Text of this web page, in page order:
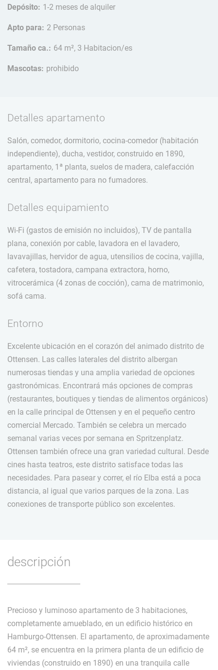
Depósito: 1-2 meses de alquiler
Apto para: 2 Personas
Tamaño ca.: 64 m², 3 Habitacion/es
Mascotas: prohibido
Detalles apartamento
Salón, comedor, dormitorio, cocina-comedor (habitación
independiente), ducha, vestidor, construido en 1890,
apartamento, 1ª planta, suelos de madera, calefacción
central, apartamento para no fumadores.
Detalles equipamiento
Wi-Fi (gastos de emisión no incluidos), TV de pantalla
plana, conexión por cable, lavadora en el lavadero,
lavavajillas, hervidor de agua, utensilios de cocina, vajilla,
cafetera, tostadora, campana extractora, horno,
vitrocerámica (4 zonas de cocción), cama de matrimonio,
sofá cama.
Entorno
Excelente ubicación en el corazón del animado distrito de
Ottensen. Las calles laterales del distrito albergan
numerosas tiendas y una amplia variedad de opciones
gastronómicas. Encontrará más opciones de compras
(restaurantes, boutiques y tiendas de alimentos orgánicos)
en la calle principal de Ottensen y en el pequeño centro
comercial Mercado. También se celebra un mercado
semanal varias veces por semana en Spritzenplatz.
Ottensen también ofrece una gran variedad cultural. Desde
cines hasta teatros, este distrito satisface todas las
necesidades. Para pasear y correr, el río Elba está a poca
distancia, al igual que varios parques de la zona. Las
conexiones de transporte público son excelentes.
descripción
Precioso y luminoso apartamento de 3 habitaciones,
completamente amueblado, en un edificio histórico en
Hamburgo-Ottensen. El apartamento, de aproximadamente
64 m², se encuentra en la primera planta de un edificio de
viviendas (construido en 1890) en una tranquila calle